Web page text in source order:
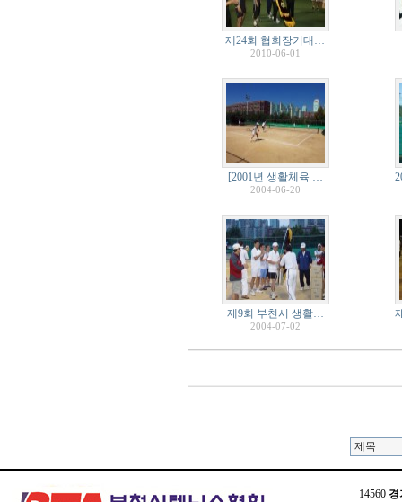
제24회 협회장기대…
2010-06-01
[2001년 생활체육 …
2004-06-20
제9회 부천시 생활…
2004-07-02
14560 경